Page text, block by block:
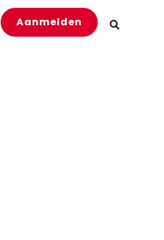
Aanmelden Zoeken